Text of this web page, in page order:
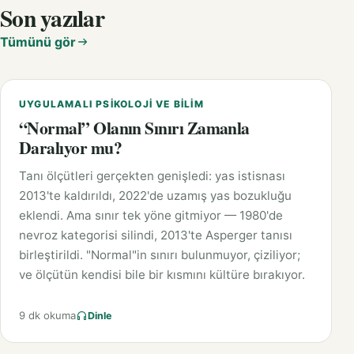
Son yazılar
Tümünü gör
UYGULAMALI PSIKOLOJI VE BILIM
“Normal” Olanın Sınırı Zamanla
Daralıyor mu?
Tanı ölçütleri gerçekten genişledi: yas istisnası
2013'te kaldırıldı, 2022'de uzamış yas bozukluğu
eklendi. Ama sınır tek yöne gitmiyor — 1980'de
nevroz kategorisi silindi, 2013'te Asperger tanısı
birleştirildi. "Normal"in sınırı bulunmuyor, çiziliyor;
ve ölçütün kendisi bile bir kısmını kültüre bırakıyor.
9 dk okuma Dinle